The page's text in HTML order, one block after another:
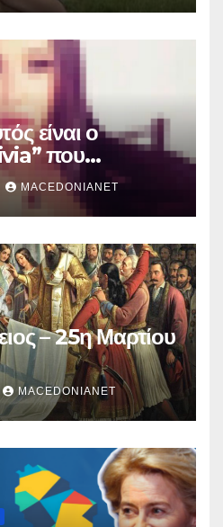
είναι ο
που
τον θάνατο της
MACEDONIANET
– 25η Μαρτίου
MACEDONIANET